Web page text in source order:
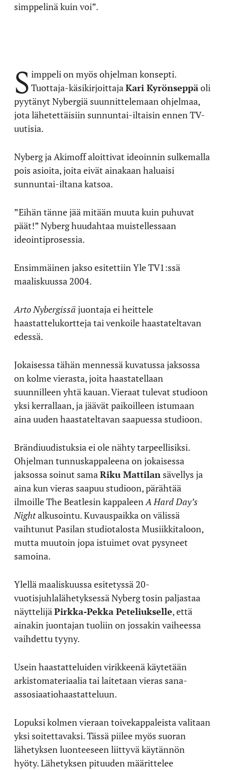
simppelinä kuin voi”.
S imppeli on myös ohjelman konsepti.
Tuottaja-käsikirjoittajaKari Kyrönseppäoli
pyytänyt Nybergiä suunnittelemaan ohjelmaa,
jota lähetettäisiin sunnuntai-iltaisin ennen TV-
uutisia.
Nyberg ja Akimoff aloittivat ideoinnin sulkemalla
pois asioita, joita eivät ainakaan haluaisi
sunnuntai-iltana katsoa.
”Eihän tänne jää mitään muuta kuin puhuvat
päät!” Nyberg huudahtaa muistellessaan
ideointiprosessia.
Ensimmäinen jakso esitettiin Yle TV1:ssä
maaliskuussa 2004.
Arto Nybergissä juontaja ei heittele
haastattelukortteja tai venkoile haastateltavan
edessä.
Jokaisessa tähän mennessä kuvatussa jaksossa
on kolme vierasta, joita haastatellaan
suunnilleen yhtä kauan. Vieraat tulevat studioon
yksi kerrallaan, ja jäävät paikoilleen istumaan
aina uuden haastateltavan saapuessa studioon.
Brändiuudistuksia ei ole nähty tarpeellisiksi.
Ohjelman tunnuskappaleena on jokaisessa
jaksossa soinut samaRiku Mattilan sävellys ja
aina kun vieras saapuu studioon, pärähtää
ilmoille The Beatlesin kappaleenA Hard Day’s
Nightalkusointu. Kuvauspaikka on välissä
vaihtunut Pasilan studiotalosta Musiikkitaloon,
mutta muutoin jopa istuimet ovat pysyneet
samoina.
Ylellä maaliskuussa esitetyssä 20-
vuotisjuhlalähetyksessä Nyberg tosin paljastaa
näyttelijäPirkka-Pekka Peteliukselle, että
ainakin juontajan tuoliin on jossakin vaiheessa
vaihdettu tyyny.
Usein haastatteluiden virikkeenä käytetään
arkistomateriaalia tai laitetaan vieras sana-
assosiaatiohaastatteluun.
Lopuksi kolmen vieraan toivekappaleista valitaan
yksi soitettavaksi. Tässä piilee myös suoran
lähetyksen luonteeseen liittyvä käytännön
hyöty. Lähetyksen pituuden määrittelee